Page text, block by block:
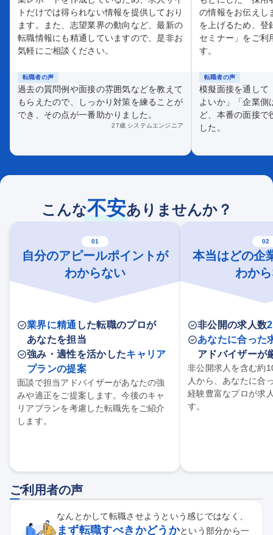
トだけでは得られない情報を提供しており
ます。また、志望業界の動向など、最新の
転職情報にも精通していますので、是非お
気軽にご相談ください。
転職者の声
過去の質問例や面接の雰囲気などを教えて
もらえたので、しっかり対策を練ることが
でき、その点が一番助かりました。
27歳 システムエンジニア
の情報をお伝えし
を上げるため、登
セミナー」をご利
す。
転職者の声
模擬面接を通して
よいか」「企業側
ど、本番の面接で
した。
こんな不安ありませんか？
01
自分のアピールポイントが
わからない
業界に精通 した転職のプロが
あなたを担当
強み・適性を活かしたキャリア
プランの提案
面談で担当アドバイザーがあなたの強
みや適正をご提案します。今後のキャ
リアプランを考慮した転職先をご紹介
します。
02
本当はどの企
わか
非公開の求人数
あなたに合った
アドバイザーが
非公開求人を含む約
人から、あなたに合
経験豊富なプロが求
す。
ご利用者の声
なんとかして転職させようという感じではなく、
まず転職すべきかどうかという部分から一